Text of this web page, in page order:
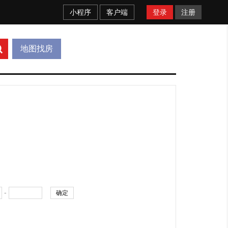
小程序 客户端 登录 注册
地图找房
- 确定